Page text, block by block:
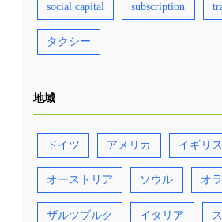
social capital subscription
タクシー
地域
ドイツ アメリカ イギリス
オーストリア ソウル オ
ザルツブルク イタリア